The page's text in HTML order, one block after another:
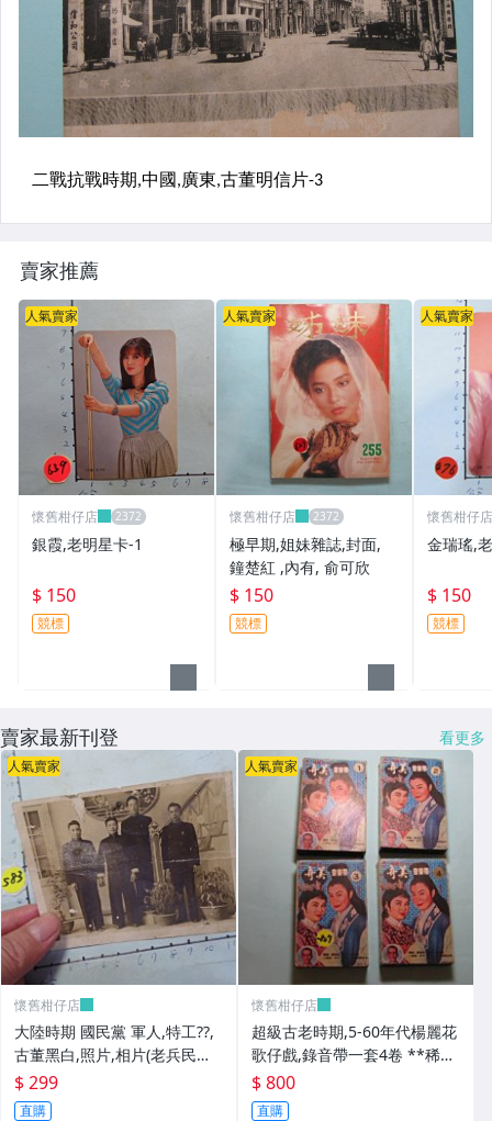
賣家推薦
人氣賣家
懷舊柑仔店
銀霞,老明星卡-1
$ 150
競標
人氣賣家
懷舊柑仔店
極早期,姐妹雜誌,封面,
鐘楚紅 ,內有, 俞可欣
$ 150
競標
人氣賣家
懷舊柑仔店
金瑞瑤,
$ 150
競標
賣家最新刊登 看更多
人氣賣家
懷舊柑仔店
大陸時期 國民黨 軍人,特工??,
古董黑白,照片,相片(老兵民國3
8年從大陸帶來台灣的) **稀少
品6
$ 299
直購
人氣賣家
懷舊柑仔店
超級古老時期,5-60年代楊麗花
歌仔戲,錄音帶一套4卷 **稀少
品
$ 800
直購